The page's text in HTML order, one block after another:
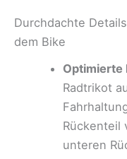
Durchdachte
dem Bike
Optimierte
Radtrikot
Rückenteil
unteren